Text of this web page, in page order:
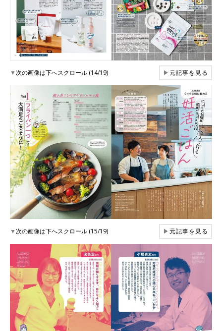
▼次の画像は下へスクロール (14/19) ▶元記事を見る
▼次の画像は下へスクロール (15/19) ▶元記事を見る